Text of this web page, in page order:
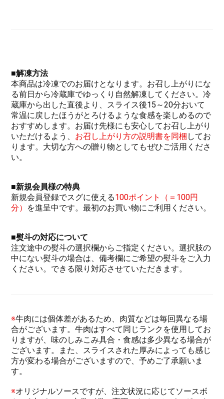
■解凍方法
本商品は冷凍でのお届けとなります。お召し上がりにな
る前日から冷蔵庫でゆっくり自然解凍してください。冷
蔵庫から出した直後より、スライス後15～20分おいて
常温に戻したほうがとろけるような食感を楽しめるので
おすすめします。お届け先様にも安心してお召し上がり
いただけるよう、 お召し上がり方の説明書を同梱 してお
ります。大切な方への贈り物としてもぜひご活用くださ
い。
■新規会員様の特典
新規会員登録でスグに使える100ポイント（＝100円
分） を進呈中です。最初のお買い物にご利用ください。
■熨斗の対応について
注文途中の熨斗の選択欄からご指定ください。選択肢の
中にない熨斗の場合は、備考欄にご希望の熨斗をご入力
ください。できる限り対応させていただきます。
※牛肉には個体差があるため、肉質などは毎回異なる場
合がございます。牛肉はすべて同じランクを使用してお
りますが、味のしみこみ具合・食感は多少異なる場合が
ございます。また、スライスされた厚みによっても感じ
方が変わる場合がございますので、予めご了承願いま
す。
※オリジナルソースですが、注文状況に応じてソースボ